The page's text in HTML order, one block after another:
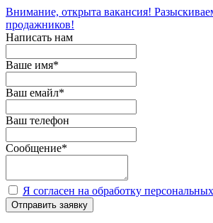
Внимание, открыта вакансия!
продажников!
Написать нам
Ваше имя*
Ваш емайл*
Ваш телефон
Сообщение*
Я согласен на обработку
Отправить заявку